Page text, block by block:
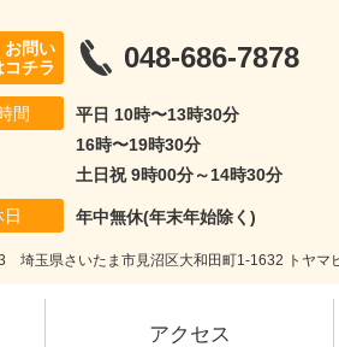
お問い
チラ
048-686-7878
間
平日 10時〜13時30分
16時〜19時30分
土日祝 9時00分～14時30分
日 年中無休(年末年始除く)
埼玉県さいたま市見沼区大和田町1-1632 トヤマ
アクセス